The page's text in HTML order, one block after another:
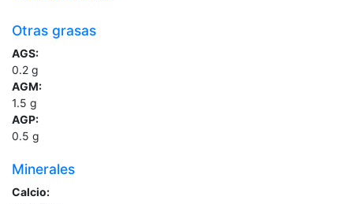
Otras grasas
AGS:
0.2 g
AGM:
1.5 g
AGP:
0.5 g
Minerales
Calcio: